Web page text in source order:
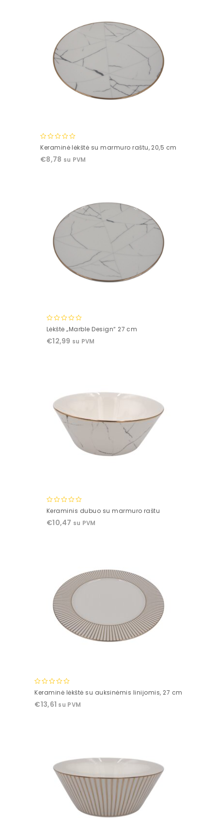
0
of
Keraminė lėkštė su marmuro raštu, 20,5 cm
€8,78 su PVM
0
of
Lėkštė „Marble Design“ 27 cm
€12,99 su PVM
0
of
Keraminis dubuo su marmuro raštu
€10,47 su PVM
0
of
Keraminė lėkštė su auksinėmis linijomis, 27 cm
€13,61 su PVM